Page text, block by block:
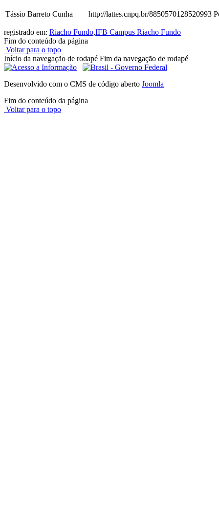
Tássio Barreto Cunha http://lattes.cnpq.br/8850570128520993
registrado em: Riacho Fundo,IFB Campus Riacho Fundo
Fim do conteúdo da página
Voltar para o topo
Início da navegação de rodapé Fim da navegação de rodapé
Desenvolvido com o CMS de código aberto Joomla
Fim do conteúdo da página
Voltar para o topo